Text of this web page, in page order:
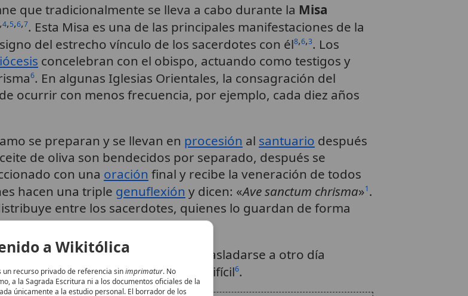
que tradicionalmente se lleva a cabo durante la Misa
,4,5,6,7. Esta Misa es una de las principales manifestaciones de la
del estrecho vínculo de los sacerdotes con él8,6,3. Los
concelebran con el obispo, actuando como testigos y
6. En algunas Iglesias Orientales, la consagración del
ocurrir con menos frecuencia, por ejemplo, cada diez años
se preparan y se llevan en procesión al santuario después
de oliva son bendecidos por separado, después se
con una oración final y recibe la veneración de todos
hacen una triple genuflexión y dicen: «Ave sanctum chrisma»1.
entre los sacerdotes, quienes lo guardan de forma
el Jueves Santo, puede trasladarse a otro día
y el pueblo con el obispo resulta difícil6.
a Wikitólica
un recurso privado de referencia sinimprimatur. No
a la Sagrada Escritura ni a los documentos oficiales de la
únicamente a la estudio personal. El borrador de los